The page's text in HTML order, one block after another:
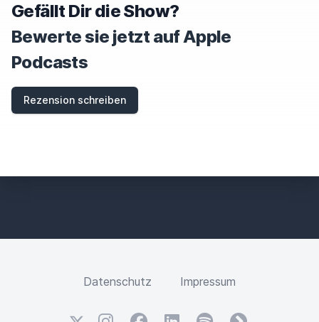
Gefällt Dir die Show?
Bewerte sie jetzt auf Apple
Podcasts
Rezension schreiben
Datenschutz Impressum